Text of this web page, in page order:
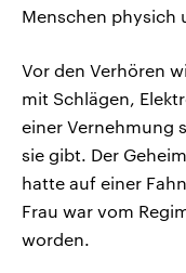
Menschen physich
Vor den Verhören
mit Schlägen,
einer Vernehmung
sie gibt. Der
hatte auf einer
Frau war vom
worden.